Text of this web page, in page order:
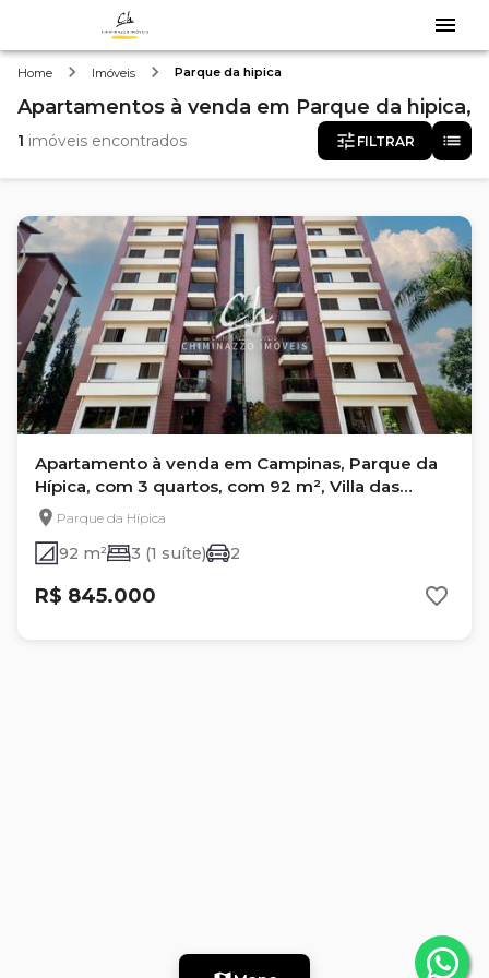
Home Imóveis Parque da hipica
Apartamentos à venda em Parque da hipica,
1 imóveis encontrados FILTRAR
Apartamento à venda em Campinas, Parque da
Hípica, com 3 quartos, com 92 m², Villa das
FloresParque da Hípica
92 m² 3 (1 suíte) 2
R$ 845.000